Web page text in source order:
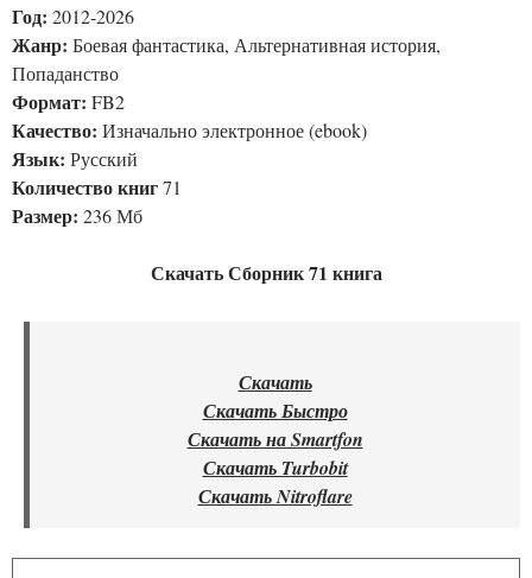
Год: 2012-2026
Жанр: Боевая фантастика, Альтернативная история,
Попаданство
Формат: FB2
Качество: Изначально электронное (ebook)
Язык: Русский
Количество книг71
Размер: 236 Мб
Скачать Сборник 71 книга
Скачать
Скачать Быстро
Скачать на Smartfon
Скачать Turbobit
Скачать Nitroflare